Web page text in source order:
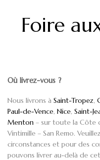
Foire
Où livrez-vous ?
Nous livrons à Saint-Tropez,
Paul-de-Vence, Nice, Saint-
Menton – sur toute la Côte
Vintimille – San Remo.
circonstances et pour des
pouvons livrer au-delà de